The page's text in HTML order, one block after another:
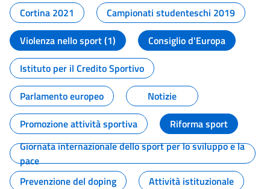
Cortina 2021
Campionati studenteschi 2019
Violenza nello sport (1)
Consiglio d'Europa
Istituto per il Credito Sportivo
Parlamento europeo
Notizie
Promozione attività sportiva
Riforma sport
Giornata internazionale dello sport per lo sviluppo e la
pace
Prevenzione del doping
Attività istituzionale